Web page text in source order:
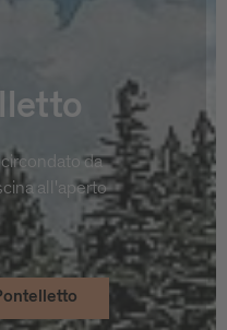
circondato da
all'aperto